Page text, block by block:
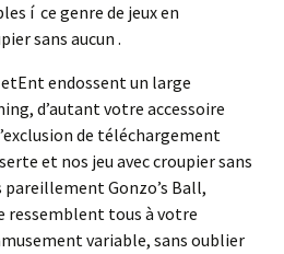
í ce genre de jeux en
sans aucun .
endossent un large
d’autant votre accessoire
de téléchargement
et nos jeu avec croupier sans
Gonzo’s Ball,
ressemblent tous à votre
variable, sans oublier